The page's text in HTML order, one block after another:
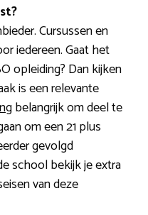
Cursussen en
iedereen. Gaat het
opleiding? Dan kijken
is een relevante
belangrijk om deel te
om een 21 plus
gevolgd
school bekijk je extra
van deze